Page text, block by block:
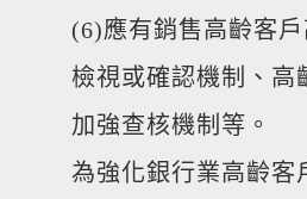
(6)應有銷售高齡客
檢視或確認機制、高
加強查核機制等。
為強化銀行業高齡客